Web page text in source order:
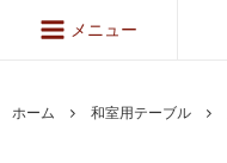
メニュー
ホーム 和室用テーブル